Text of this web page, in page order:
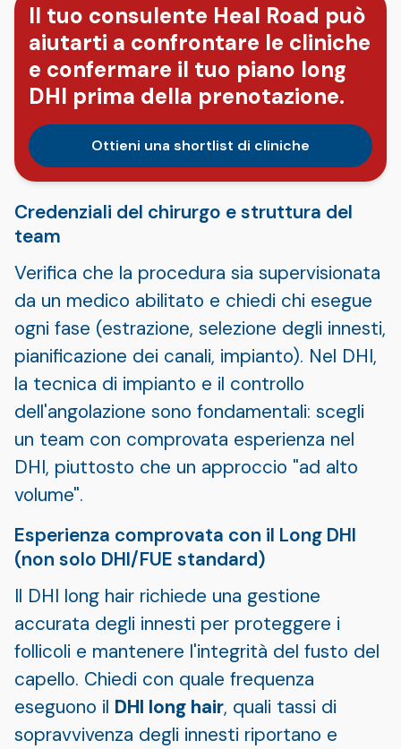
Il tuo consulente Heal Road può
aiutarti a confrontare le cliniche
e confermare il tuo piano long
DHI prima della prenotazione.
Ottieni una shortlist di cliniche
Credenziali del chirurgo e struttura del
team
Verifica che la procedura sia supervisionata
da un medico abilitato e chiedi chi esegue
ogni fase (estrazione, selezione degli innesti,
pianificazione dei canali, impianto). Nel DHI,
la tecnica di impianto e il controllo
dell'angolazione sono fondamentali: scegli
un team con comprovata esperienza nel
DHI, piuttosto che un approccio "ad alto
volume".
Esperienza comprovata con il Long DHI
(non solo DHI/FUE standard)
Il DHI long hair richiede una gestione
accurata degli innesti per proteggere i
follicoli e mantenere l'integrità del fusto del
capello. Chiedi con quale frequenza
eseguono il DHI long hair, quali tassi di
sopravvivenza degli innesti riportano e